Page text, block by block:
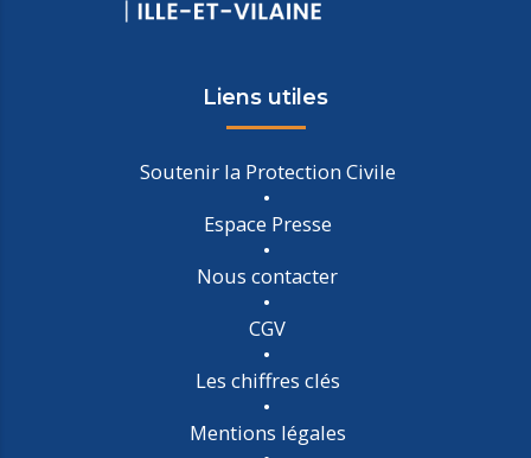
Liens utiles
Soutenir la Protection Civile
Espace Presse
Nous contacter
CGV
Les chiffres clés
Mentions légales